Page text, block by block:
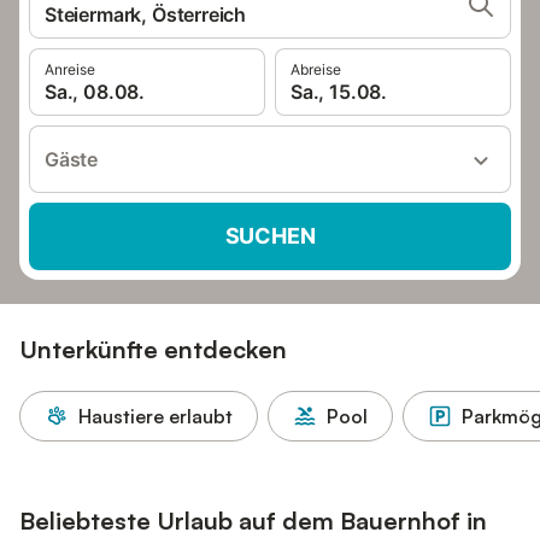
Steiermark, Österreich
Anreise
Sa., 08.08.
Abreise
Sa., 15.08.
Gäste
SUCHEN
Unterkünfte entdecken
Haustiere erlaubt Pool
Beliebteste Urlaub auf dem Bauernhof in